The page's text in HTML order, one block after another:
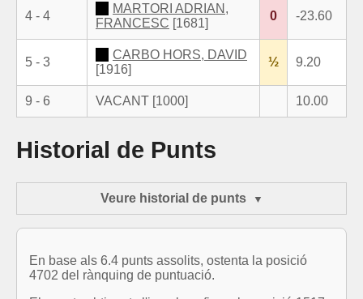
4 - 4
MARTORI ADRIAN,
FRANCESC [1681]
0 -23.60
5 - 3
CARBO HORS, DAVID
[1916]
½ 9.20
9 - 6 VACANT [1000] 10.00
Historial de Punts
Veure historial de punts
En base als 6.4 punts assolits, ostenta la posició
4702 del rànquing de puntuació.